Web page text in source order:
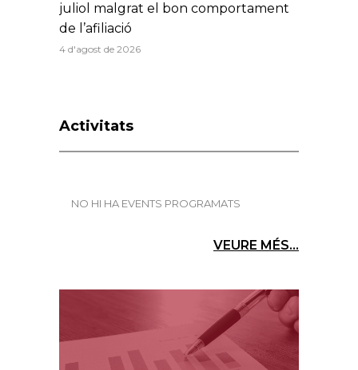
juliol malgrat el bon comportament
de l’afiliació
4 d'agost de 2026
Activitats
NO HI HA EVENTS PROGRAMATS
VEURE MÉS...